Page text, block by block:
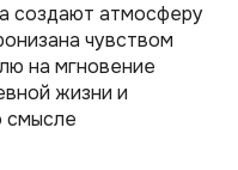
создают атмосферу
чувством
на мгновение
жизни и
смысле